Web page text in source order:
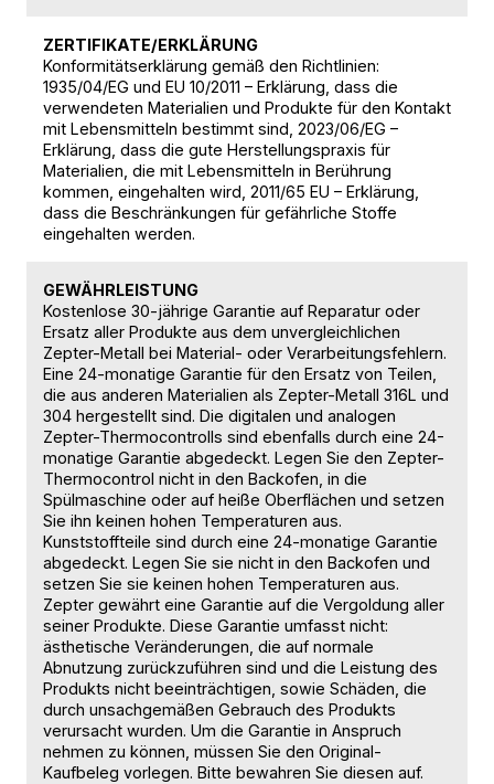
ZERTIFIKATE/ERKLÄRUNG
Konformitätserklärung gemäß den Richtlinien:
1935/04/EG und EU 10/2011 – Erklärung, dass die
verwendeten Materialien und Produkte für den Kontakt
mit Lebensmitteln bestimmt sind, 2023/06/EG –
Erklärung, dass die gute Herstellungspraxis für
Materialien, die mit Lebensmitteln in Berührung
kommen, eingehalten wird, 2011/65 EU – Erklärung,
dass die Beschränkungen für gefährliche Stoffe
eingehalten werden.
GEWÄHRLEISTUNG
Kostenlose 30-jährige Garantie auf Reparatur oder
Ersatz aller Produkte aus dem unvergleichlichen
Zepter-Metall bei Material- oder Verarbeitungsfehlern.
Eine 24-monatige Garantie für den Ersatz von Teilen,
die aus anderen Materialien als Zepter-Metall 316L und
304 hergestellt sind. Die digitalen und analogen
Zepter-Thermocontrolls sind ebenfalls durch eine 24-
monatige Garantie abgedeckt. Legen Sie den Zepter-
Thermocontrol nicht in den Backofen, in die
Spülmaschine oder auf heiße Oberflächen und setzen
Sie ihn keinen hohen Temperaturen aus.
Kunststoffteile sind durch eine 24-monatige Garantie
abgedeckt. Legen Sie sie nicht in den Backofen und
setzen Sie sie keinen hohen Temperaturen aus.
Zepter gewährt eine Garantie auf die Vergoldung aller
seiner Produkte. Diese Garantie umfasst nicht:
ästhetische Veränderungen, die auf normale
Abnutzung zurückzuführen sind und die Leistung des
Produkts nicht beeinträchtigen, sowie Schäden, die
durch unsachgemäßen Gebrauch des Produkts
verursacht wurden. Um die Garantie in Anspruch
nehmen zu können, müssen Sie den Original-
Kaufbeleg vorlegen. Bitte bewahren Sie diesen auf.